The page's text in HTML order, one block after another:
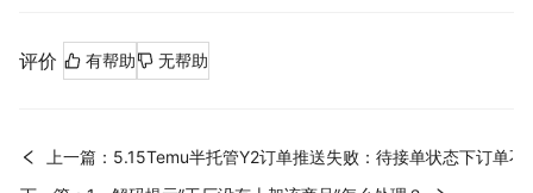
评价 有帮助 无帮助
上一篇：5.15Temu半托管Y2订单推送失败：待接单状态下订单不